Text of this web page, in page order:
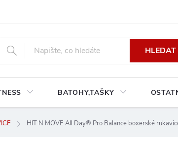
platné pro Českou a Slovenskou republiku
HLEDAT
BATOHY,TAŠKY
HIT N MOVE All Day® Pro Balance boxerské